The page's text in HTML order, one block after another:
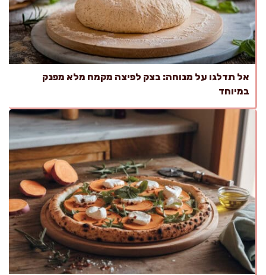
אל תדלגו על מנוחה: בצק לפיצה מקמח מלא מפנק
במיוחד